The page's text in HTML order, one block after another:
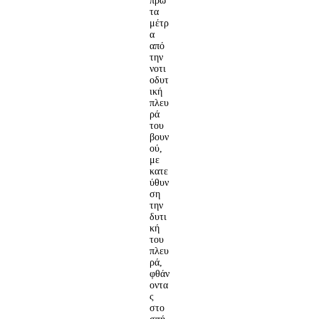
τα
μέτρ
α
από
την
νοτι
οδυτ
ική
πλευ
ρά
του
βουν
ού,
με
κατε
ύθυν
ση
την
δυτι
κή
του
πλευ
ρά,
φθάν
οντα
ς
στο